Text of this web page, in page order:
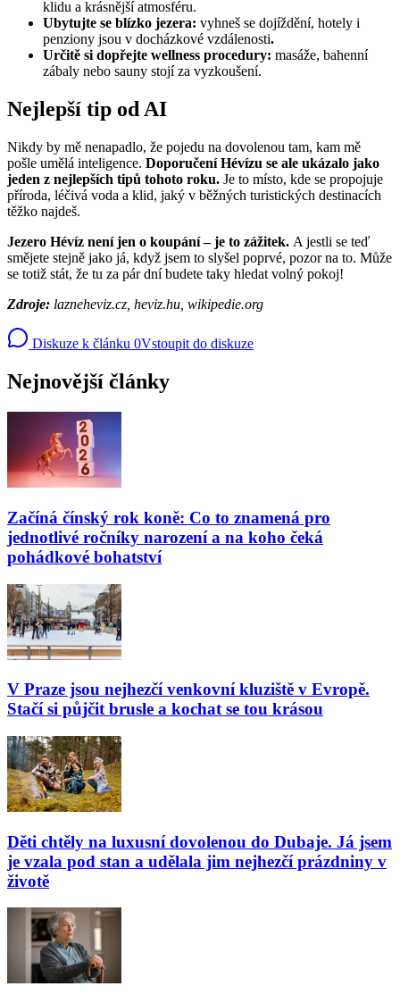
klidu a krásnější atmosféru.
Ubytujte se blízko jezera: vyhneš se dojíždění, hotely i
penziony jsou v docházkové vzdálenosti.
Určitě si dopřejte wellness procedury: masáže, bahenní
zábaly nebo sauny stojí za vyzkoušení.
Nejlepší tip od AI
Nikdy by mě nenapadlo, že pojedu na dovolenou tam, kam mě
pošle umělá inteligence. Doporučení Hévízu se ale ukázalo jako
jeden z nejlepších tipů tohoto roku. Je to místo, kde se propojuje
příroda, léčivá voda a klid, jaký v běžných turistických destinacích
těžko najdeš.
Jezero Hévíz není jen o koupání – je to zážitek. A jestli se teď
smějete stejně jako já, když jsem to slyšel poprvé, pozor na to. Může
se totiž stát, že tu za pár dní budete taky hledat volný pokoj!
Zdroje: lazneheviz.cz, heviz.hu, wikipedie.org
Diskuze k článku 0Vstoupit do diskuze
Nejnovější články
Začíná čínský rok koně: Co to znamená pro
jednotlivé ročníky narození a na koho čeká
pohádkové bohatství
V Praze jsou nejhezčí venkovní kluziště v Evropě.
Stačí si půjčit brusle a kochat se tou krásou
Děti chtěly na luxusní dovolenou do Dubaje. Já jsem
je vzala pod stan a udělala jim nejhezčí prázdniny v
životě